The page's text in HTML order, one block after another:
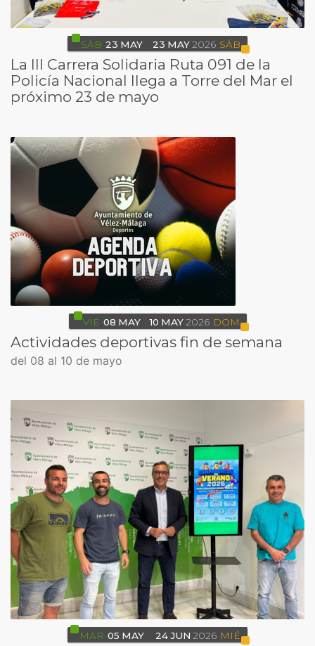
SÁB 23 MAY 23 MAY2026 SÁB
La III Carrera Solidaria Ruta 091 de la
Policía Nacional llega a Torre del Mar el
próximo 23 de mayo
VIE 08 MAY 10 MAY 2026 DOM
Actividades deportivas fin de semana
del 08 al 10 de mayo
MAR 05 MAY 24JUN 2026 MIÉ